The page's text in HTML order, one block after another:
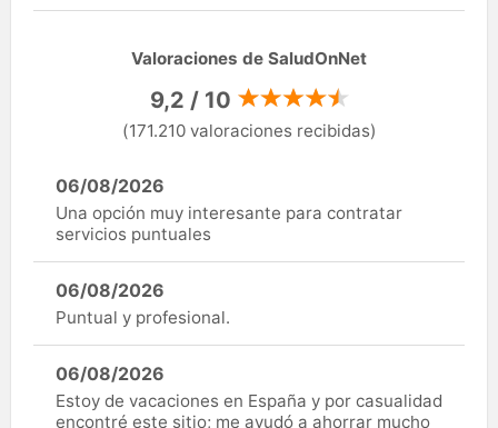
Valoraciones de SaludOnNet
9,2 / 10
(171.210 valoraciones recibidas)
06/08/2026
Una opción muy interesante para contratar
servicios puntuales
06/08/2026
Puntual y profesional.
06/08/2026
Estoy de vacaciones en España y por casualidad
encontré este sitio; me ayudó a ahorrar mucho